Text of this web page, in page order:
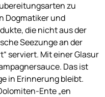
zu
Dogmatiker und
die nicht aus der
Seezunge an der
serviert. Mit einer Glasur
Das ist
in Erinnerung bleibt.
Ente „en